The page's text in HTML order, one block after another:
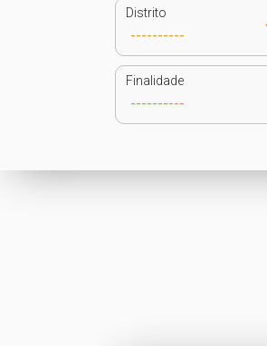
Distrito
Finalidade